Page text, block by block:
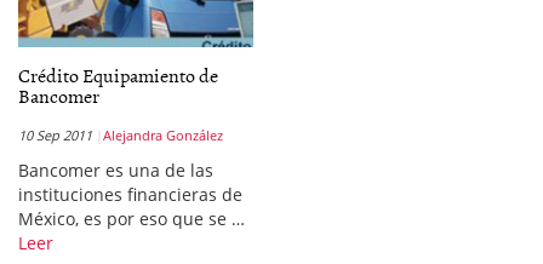
Crédito Equipamiento de
Bancomer
10 Sep 2011 Alejandra González
Bancomer es una de las
instituciones financieras de
México, es por eso que se …
Leer